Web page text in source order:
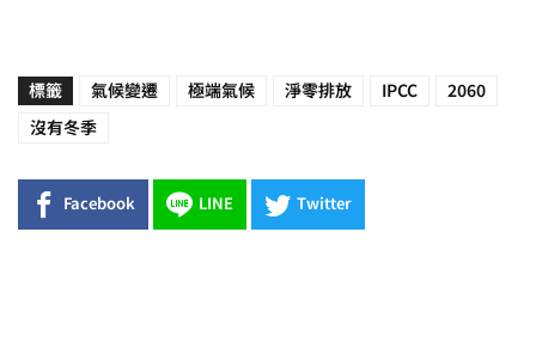
標籤 氣候變遷 極端氣候 淨零排放 IPCC 2060
沒有冬季
Facebook LINE Twitter